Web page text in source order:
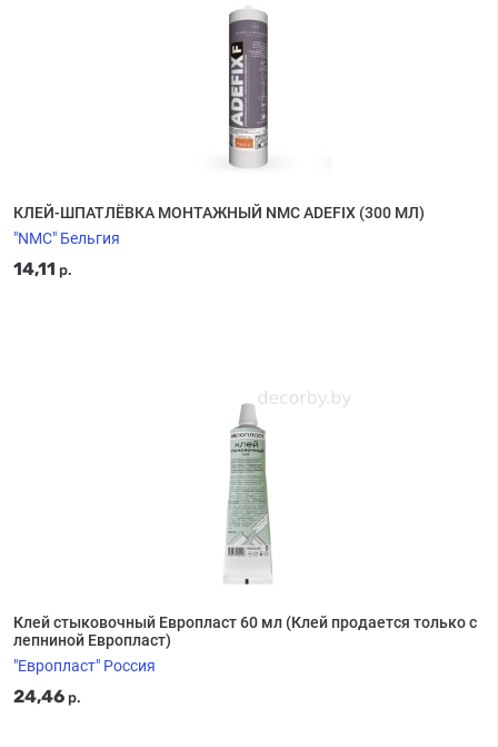
КЛЕЙ-ШПАТЛЁВКА МОНТАЖНЫЙ NMC ADEFIX (300 МЛ)
"NMC" Бельгия
14,11 р.
Клей стыковочный Европласт 60 мл (Клей продается только с
лепниной Европласт)
"Европласт" Россия
24,46 р.